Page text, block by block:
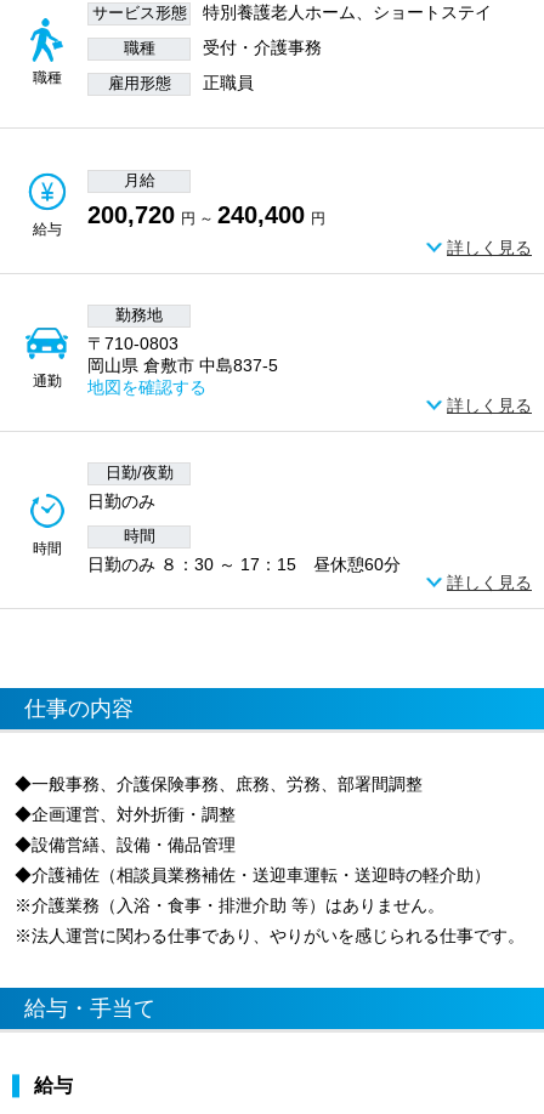
職種
サービス形態 特別養護老人ホーム、ショートステイ
職種 受付・介護事務
雇用形態 正職員
給与
月給
200,720 円 ～ 240,400 円
詳しく見る
通勤
勤務地
〒710-0803
岡山県 倉敷市 中島837-5
地図を確認する
詳しく見る
時間
日勤/夜勤
日勤のみ
時間
日勤のみ ８：30 ～ 17：15 昼休憩60分
詳しく見る
仕事の内容
◆一般事務、介護保険事務、庶務、労務、部署間調整
◆企画運営、対外折衝・調整
◆設備営繕、設備・備品管理
◆介護補佐（相談員業務補佐・送迎車運転・送迎時の軽介助）
※介護業務（入浴・食事・排泄介助 等）はありません。
※法人運営に関わる仕事であり、やりがいを感じられる仕事です。
給与・手当て
給与